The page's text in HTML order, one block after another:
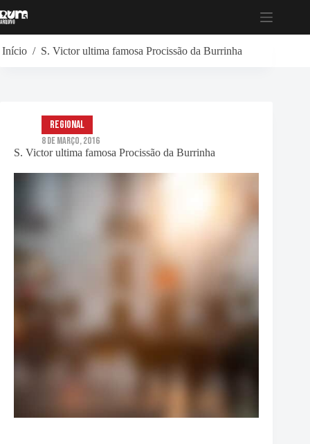
para
Início / S. Victor ultima famosa Procissão da Burrinha
S. Victor ultima famosa Procissão da Burrinha
Regional
8 de Março, 2016